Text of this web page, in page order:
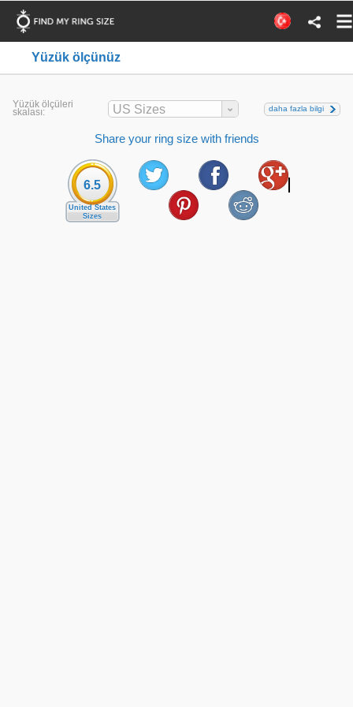
Yüzük ölçünüz
Yüzük ölçüleri
skalası: US Sizes daha fazla bilgi
Share your ring size with friends
6.5
United States
Sizes